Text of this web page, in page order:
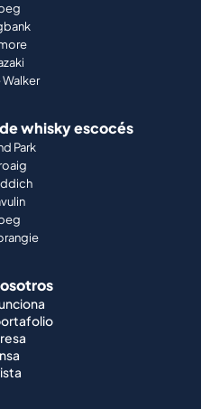
Walker
whisky escocés
Park